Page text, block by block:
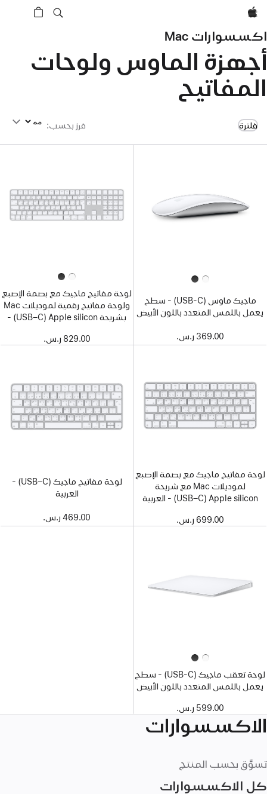
Apple‏
اكسسوارات Mac‏
أجهزة الماوس ولوحات
المفاتيح
فلترة فرز بحسب: فرز بحسب
ماجيك ماوس (USB‑C) - سطح
يعمل باللمس المتعدد باللون الأبيض
369.00 ر.س.‏
لوحة مفاتيح ماجيك مع بصمة الإصبع
ولوحة مفاتيح رقمية لموديلات Mac
بشريحة Apple silicon‏ (USB–C) -
829.00 ر.س.‏
لوحة مفاتيح ماجيك مع بصمة الإصبع‏
لموديلات Mac مع شريحة
Apple silicon‏ (USB–C) - العربية
699.00 ر.س.‏
لوحة مفاتيح ماجيك (USB–C) -
العربية
469.00 ر.س.‏
لوحة تعقب ماجيك‏ (USB‑C) - سطح
يعمل باللمس المتعدد باللون الأبيض
599.00 ر.س.‏
الاكسسوارات
تسوَّق بحسب المنتج
كل الاكسسوارات